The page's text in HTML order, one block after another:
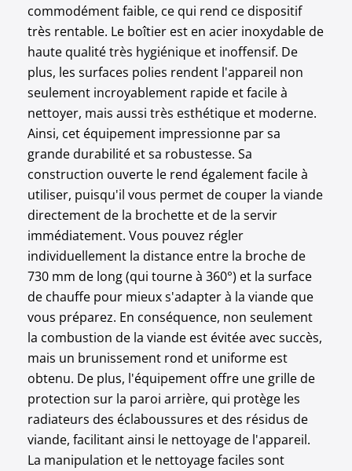
commodément faible, ce qui rend ce dispositif
très rentable. Le boîtier est en acier inoxydable de
haute qualité très hygiénique et inoffensif. De
plus, les surfaces polies rendent l'appareil non
seulement incroyablement rapide et facile à
nettoyer, mais aussi très esthétique et moderne.
Ainsi, cet équipement impressionne par sa
grande durabilité et sa robustesse. Sa
construction ouverte le rend également facile à
utiliser, puisqu'il vous permet de couper la viande
directement de la brochette et de la servir
immédiatement. Vous pouvez régler
individuellement la distance entre la broche de
730 mm de long (qui tourne à 360°) et la surface
de chauffe pour mieux s'adapter à la viande que
vous préparez. En conséquence, non seulement
la combustion de la viande est évitée avec succès,
mais un brunissement rond et uniforme est
obtenu. De plus, l'équipement offre une grille de
protection sur la paroi arrière, qui protège les
radiateurs des éclaboussures et des résidus de
viande, facilitant ainsi le nettoyage de l'appareil.
La manipulation et le nettoyage faciles sont